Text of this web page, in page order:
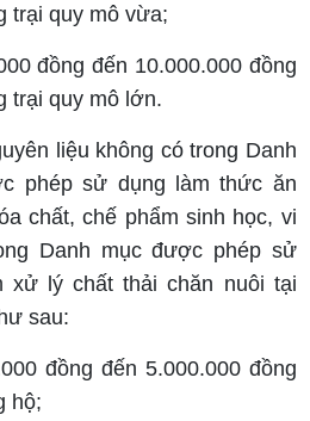
trại quy mô vừa;
đồng đến 10.000.000 đồng
trại quy mô lớn.
liệu không có trong Danh
phép sử dụng làm thức ăn
chất, chế phẩm sinh học, vi
Danh mục được phép sử
xử lý chất thải chăn nuôi tại
sau:
đồng đến 5.000.000 đồng
hộ;